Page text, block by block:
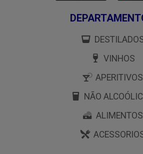
VINHOS
APERITIVOS
NÃO
ALIMENTOS